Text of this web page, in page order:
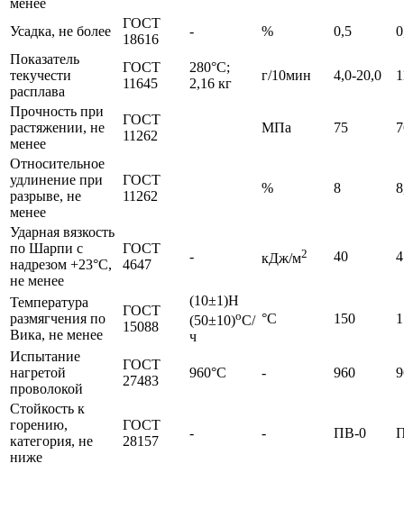
Усадка, не более
ГОСТ
18616
- % 0,5
Показатель
текучести
расплава
ГОСТ
11645
280°С;
2,16 кг
г/10мин 4,0-20,0
Прочность при
растяжении, не
менее
ГОСТ
11262
МПа 75
Относительное
удлинение при
разрыве, не
менее
ГОСТ
11262
% 8
Ударная вязкость
по Шарпи с
надрезом +23°С,
не менее
ГОСТ
4647
- кДж/м2 40
Температура
размягчения по
Вика, не менее
ГОСТ
15088
(10±1)Н
(50±10)оС/
ч
°С 150
Испытание
нагретой
проволокой
ГОСТ
27483
960°С - 960
Стойкость к
горению,
категория, не
ниже
ГОСТ
28157
- - ПВ-0